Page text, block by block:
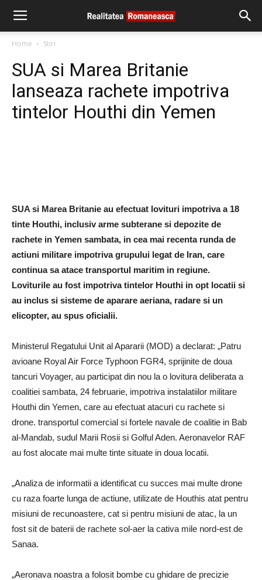
Home Stiri
SUA si Marea Britanie
lanseaza rachete impotriva
tintelor Houthi din Yemen
SUA si Marea Britanie au efectuat lovituri impotriva a 18
tinte Houthi, inclusiv arme subterane si depozite de
rachete in Yemen sambata, in cea mai recenta runda de
actiuni militare impotriva grupului legat de Iran, care
continua sa atace transportul maritim in regiune.
Loviturile au fost impotriva tintelor Houthi in opt locatii si
au inclus si sisteme de aparare aeriana, radare si un
elicopter, au spus oficialii.
Ministerul Regatului Unit al Apararii (MOD) a declarat: „Patru
avioane Royal Air Force Typhoon FGR4, sprijinite de doua
tancuri Voyager, au participat din nou la o lovitura deliberata a
coalitiei sambata, 24 februarie, impotriva instalatiilor militare
Houthi din Yemen, care au efectuat atacuri cu rachete si
drone. transportul comercial si fortele navale de coalitie in Bab
al-Mandab, sudul Marii Rosii si Golful Aden. Aeronavelor RAF
au fost alocate mai multe tinte situate in doua locatii.
„Analiza de informatii a identificat cu succes mai multe drone
cu raza foarte lunga de actiune, utilizate de Houthis atat pentru
misiuni de recunoastere, cat si pentru misiuni de atac, la un
fost sit de baterii de rachete sol-aer la cativa mile nord-est de
Sanaa.
„Aeronava noastra a folosit bombe cu ghidare de precizie